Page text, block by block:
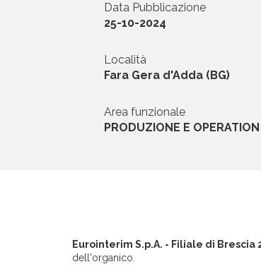
News ed
Domande
Lavora con
Data Pubblicazione
25-10-2024
Località
Fara Gera d'Adda (BG)
Area funzionale
PRODUZIONE E OPERATION
Eurointerim S.p.A. - Filiale di Brescia
dell'organico.